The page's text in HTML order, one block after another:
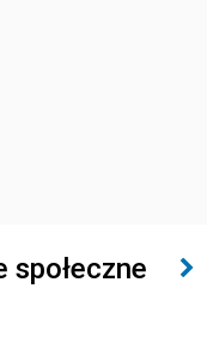
społeczne